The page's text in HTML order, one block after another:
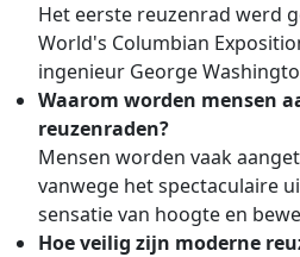
Het eerste reuzenrad werd
World's Columbian
ingenieur George
Waarom worden mensen
reuzenraden?
Mensen worden vaak
vanwege het spectaculaire
sensatie van hoogte en
Hoe veilig zijn moderne